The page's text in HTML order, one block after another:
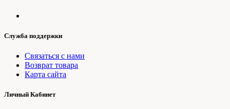
Служба поддержки
Связаться с нами
Возврат товара
Карта сайта
Личный Кабинет